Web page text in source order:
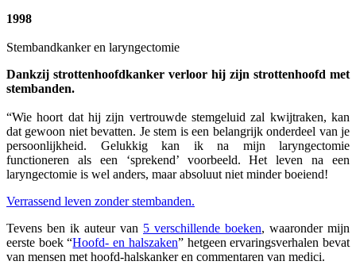
1998
Stembandkanker en laryngectomie
Dankzij strottenhoofdkanker verloor hij zijn strottenhoofd met
stembanden.
“Wie hoort dat hij zijn vertrouwde stemgeluid zal kwijtraken, kan
dat gewoon niet bevatten. Je stem is een belangrijk onderdeel van je
persoonlijkheid. Gelukkig kan ik na mijn laryngectomie
functioneren als een ‘sprekend’ voorbeeld. Het leven na een
laryngectomie is wel anders, maar absoluut niet minder boeiend!
Verrassend leven zonder stembanden.
Tevens ben ik auteur van 5 verschillende boeken, waaronder mijn
eerste boek “Hoofd- en halszaken” hetgeen ervaringsverhalen bevat
van mensen met hoofd-halskanker en commentaren van medici.